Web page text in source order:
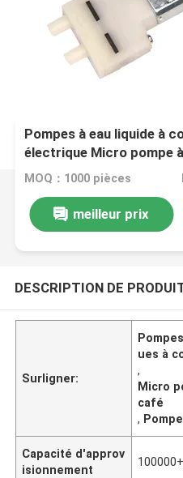
Pompes à eau liquide à
électrique Micro pompe
café
MOQ：1000 pièces
meilleur prix
DESCRIPTION DE
Surligner:
ues à
,
Micro
café
,
Capacité d'approv
isionnement